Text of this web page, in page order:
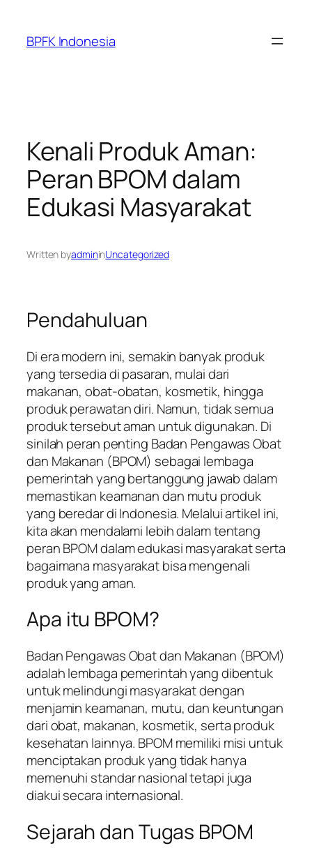
content
BPFK Indonesia
Kenali Produk Aman:
Peran BPOM dalam
Edukasi Masyarakat
Written byadmininUncategorized
Pendahuluan
Di era modern ini, semakin banyak produk
yang tersedia di pasaran, mulai dari
makanan, obat-obatan, kosmetik, hingga
produk perawatan diri. Namun, tidak semua
produk tersebut aman untuk digunakan. Di
sinilah peran penting Badan Pengawas Obat
dan Makanan (BPOM) sebagai lembaga
pemerintah yang bertanggung jawab dalam
memastikan keamanan dan mutu produk
yang beredar di Indonesia. Melalui artikel ini,
kita akan mendalami lebih dalam tentang
peran BPOM dalam edukasi masyarakat serta
bagaimana masyarakat bisa mengenali
produk yang aman.
Apa itu BPOM?
Badan Pengawas Obat dan Makanan (BPOM)
adalah lembaga pemerintah yang dibentuk
untuk melindungi masyarakat dengan
menjamin keamanan, mutu, dan keuntungan
dari obat, makanan, kosmetik, serta produk
kesehatan lainnya. BPOM memiliki misi untuk
menciptakan produk yang tidak hanya
memenuhi standar nasional tetapi juga
diakui secara internasional.
Sejarah dan Tugas BPOM